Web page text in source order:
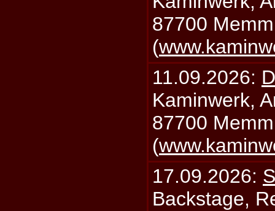
87700
(
11.09.2026:
Kaminwerk,
87700
(
17.09.2026:
Backstage,